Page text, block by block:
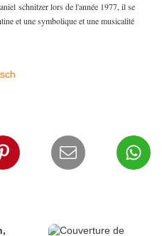
schnitzer lors de l'année 1977, il se
et une symbolique et une musicalité